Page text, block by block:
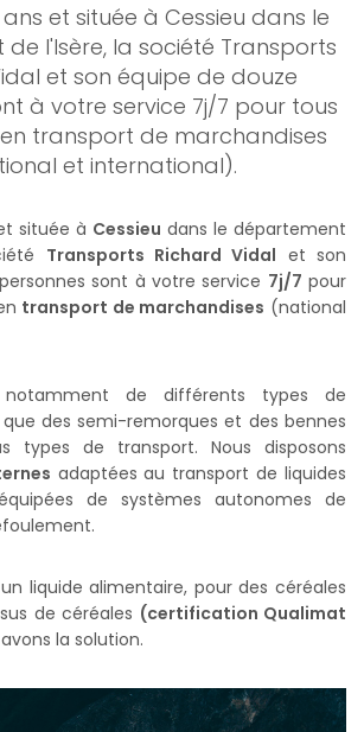
et située à Cessieu dans le
l'Isère, la société Transports
et son équipe de douze
à votre service 7j/7 pour tous
transport de marchandises
et international).
située à Cessieu dans le département
Transports Richard Vidal et son
sont à votre service 7j/7 pour
transport de marchandises (national
notamment de différents types de
des semi-remorques et des bennes
types de transport. Nous disposons
adaptées au transport de liquides
de systèmes autonomes de
liquide alimentaire, pour des céréales
de céréales (certification Qualimat
la solution.